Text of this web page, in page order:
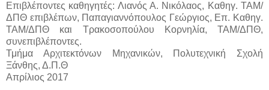
Επιβλέποντες καθηγητές: Λιανός Α. Νικόλαος, Καθηγ. ΤΑΜ/
ΔΠΘ επιβλέπων, Παπαγιαννόπουλος Γεώργιος, Επ. Καθηγ.
ΤΑΜ/ΔΠΘ και Τρακοσοπούλου Κορνηλία, ΤΑΜ/ΔΠΘ,
συνεπιβλέποντες.
Τμήμα Αρχιτεκτόνων Μηχανικών, Πολυτεχνική Σχολή
Ξάνθης, Δ.Π.Θ
Απρίλιος 2017